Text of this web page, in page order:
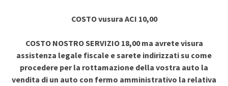
COSTO vusura ACI 10,00
COSTO NOSTRO SERVIZIO 18,00 ma avrete visura
assistenza legale fiscale e sarete indirizzati su come
procedere per la rottamazione della vostra auto la
vendita di un auto con fermo amministrativo la relativa